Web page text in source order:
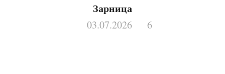
Зарница
03.07.2026 6